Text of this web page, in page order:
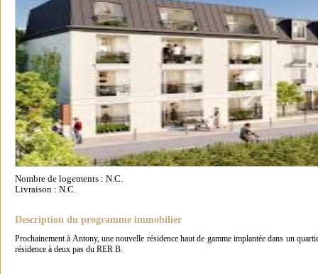
Nombre de logements : N.C.
Livraison : N.C.
Description du programme immobilier
Prochainement à Antony, une nouvelle résidence haut de gamme implantée dans un
résidence à deux pas du RER B.